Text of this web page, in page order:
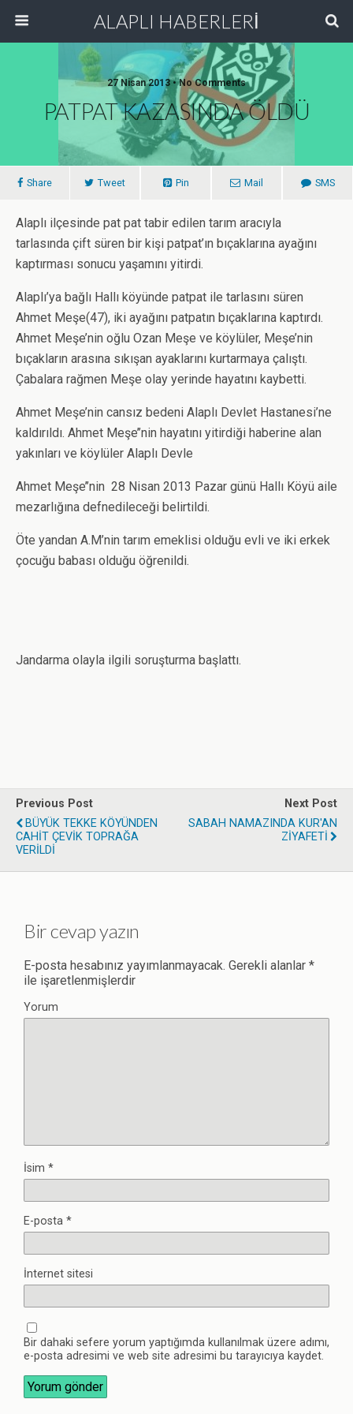
ALAPLI HABERLERİ
27 Nisan 2013 • No Comments
PATPAT KAZASINDA ÖLDÜ
Share Tweet Pin Mail SMS
Alaplı ilçesinde pat pat tabir edilen tarım aracıyla
tarlasında çift süren bir kişi patpat’ın bıçaklarına ayağını
kaptırması sonucu yaşamını yitirdi.
Alaplı’ya bağlı Hallı köyünde patpat ile tarlasını süren
Ahmet Meşe(47), iki ayağını patpatın bıçaklarına kaptırdı.
Ahmet Meşe’nin oğlu Ozan Meşe ve köylüler, Meşe’nin
bıçakların arasına sıkışan ayaklarını kurtarmaya çalıştı.
Çabalara rağmen Meşe olay yerinde hayatını kaybetti.
Ahmet Meşe’nin cansız bedeni Alaplı Devlet Hastanesi’ne
kaldırıldı. Ahmet Meşe’’nin hayatını yitirdiği haberine alan
yakınları ve köylüler Alaplı Devle
Ahmet Meşe’’nin 28 Nisan 2013 Pazar günü Hallı Köyü aile
mezarlığına defnedileceği belirtildi.
Öte yandan A.M’nin tarım emeklisi olduğu evli ve iki erkek
çocuğu babası olduğu öğrenildi.
Jandarma olayla ilgili soruşturma başlattı.
Previous Post
BÜYÜK TEKKE KÖYÜNDEN
CAHİT ÇEVİK TOPRAĞA
VERİLDİ
Next Post
SABAH NAMAZINDA KUR'AN
ZİYAFETİ
Bir cevap yazın
E-posta hesabınız yayımlanmayacak. Gerekli alanlar *
ile işaretlenmişlerdir
Yorum
İsim *
E-posta *
İnternet sitesi
Bir dahaki sefere yorum yaptığımda kullanılmak üzere adımı,
e-posta adresimi ve web site adresimi bu tarayıcıya kaydet.